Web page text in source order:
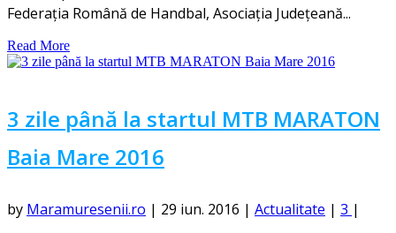
Federația Română de Handbal, Asociația Județeană...
Read More
3 zile până la startul MTB MARATON
Baia Mare 2016
by Maramuresenii.ro | 29 iun. 2016 | Actualitate | 3 |